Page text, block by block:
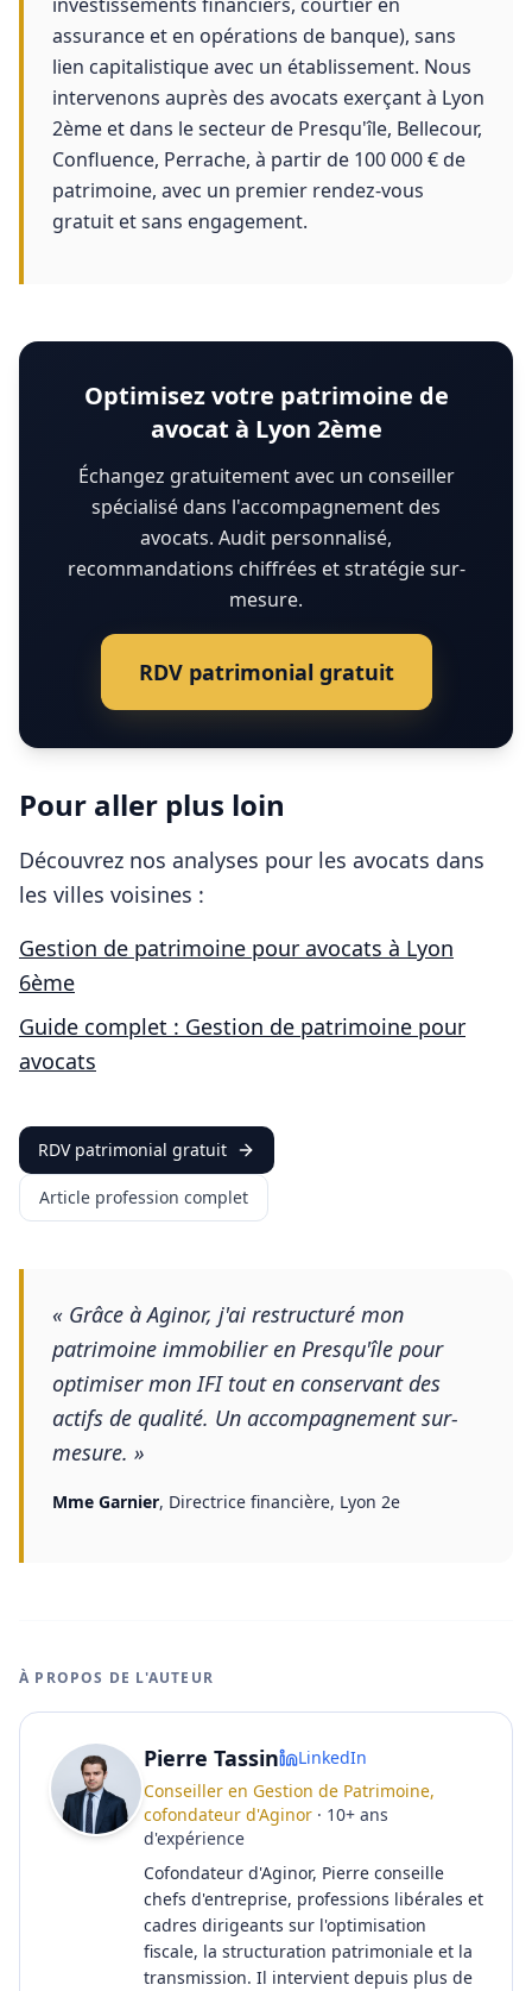
assurance et en opérations de banque), sans
lien capitalistique avec un établissement. Nous
intervenons auprès des avocats exerçant à Lyon
2ème et dans le secteur de Presqu'île, Bellecour,
Confluence, Perrache, à partir de 100 000 € de
patrimoine, avec un premier rendez-vous
gratuit et sans engagement.
Optimisez votre patrimoine de
avocat à Lyon 2ème
Échangez gratuitement avec un conseiller
spécialisé dans l'accompagnement des
avocats. Audit personnalisé,
recommandations chiffrées et stratégie sur-
mesure.
RDV patrimonial gratuit
Pour aller plus loin
Découvrez nos analyses pour les avocats dans
les villes voisines :
Gestion de patrimoine pour avocats à Lyon
6ème
Guide complet : Gestion de patrimoine pour
avocats
RDV patrimonial gratuit
Article profession complet
« Grâce à Aginor, j'ai restructuré mon
patrimoine immobilier en Presqu'île pour
optimiser mon IFI tout en conservant des
actifs de qualité. Un accompagnement sur-
mesure. »
Mme Garnier, Directrice financière, Lyon 2e
À PROPOS DE L'AUTEUR
Pierre Tassin
LinkedIn
Conseiller en Gestion de Patrimoine,
cofondateur d'Aginor · 10+ ans
d'expérience
Cofondateur d'Aginor, Pierre conseille
chefs d'entreprise, professions libérales et
cadres dirigeants sur l'optimisation
fiscale, la structuration patrimoniale et la
transmission. Il intervient depuis plus de